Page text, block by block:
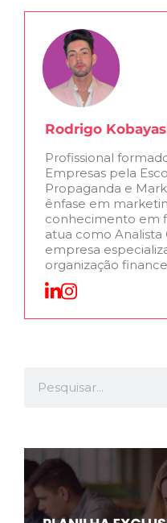
Rodrigo
Profissional
Empresas pela
Propaganda e
ênfase em
conhecimento em
atua como
empresa
organização